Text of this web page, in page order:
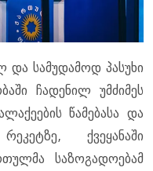
სამუდამოდ პასუხი
ჩადენილ უმძიმეს
წამებასა და
ქვეყანაში
საზოგადოებამ